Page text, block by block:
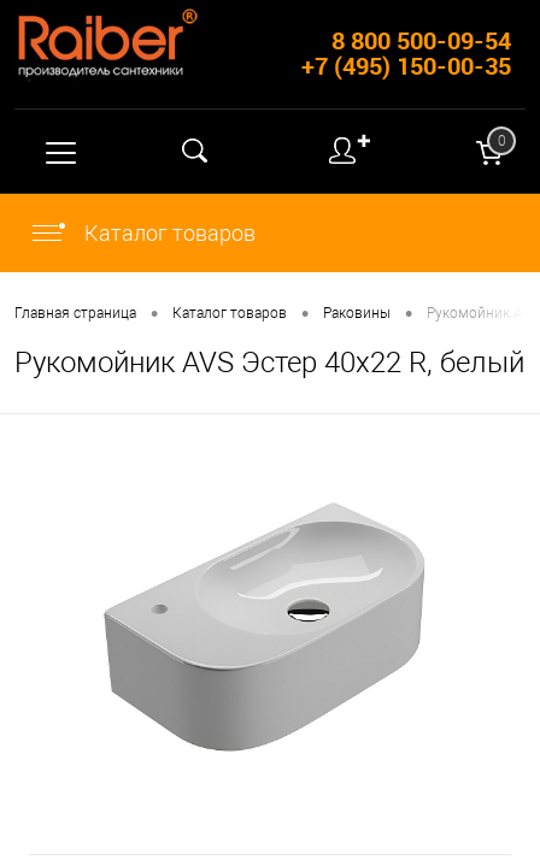
8 800 500-09-54
+7 (495) 150-00-35
✚ 0
Каталог товаров
Главная страница • Каталог товаров • Раковины • Рукомойник
Рукомойник AVS Эстер 40x22 R, белый